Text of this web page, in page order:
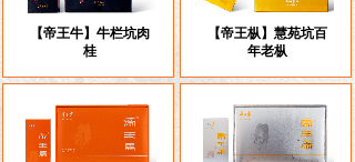
【帝王牛】牛栏坑肉
桂
【帝王枞】慧苑坑百
年老枞